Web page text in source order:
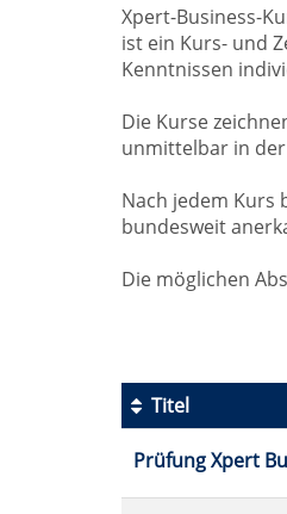
Xpert-Business-
ist ein Kurs- und
Kenntnissen
Die Kurse
unmittelbar in
Nach jedem Kurs
bundesweit
Die möglichen
können
Titel
Prüfung Xpert